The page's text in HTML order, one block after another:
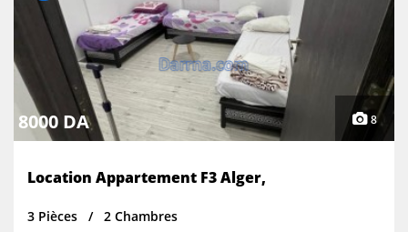
8000 DA 8
Location Appartement F3 Alger,
3 Pièces
2 Chambres